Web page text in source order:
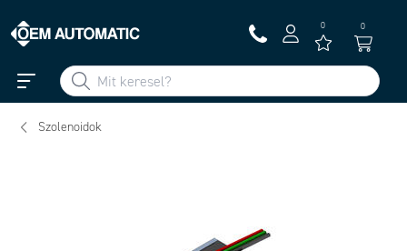
0 0
Szolenoidok